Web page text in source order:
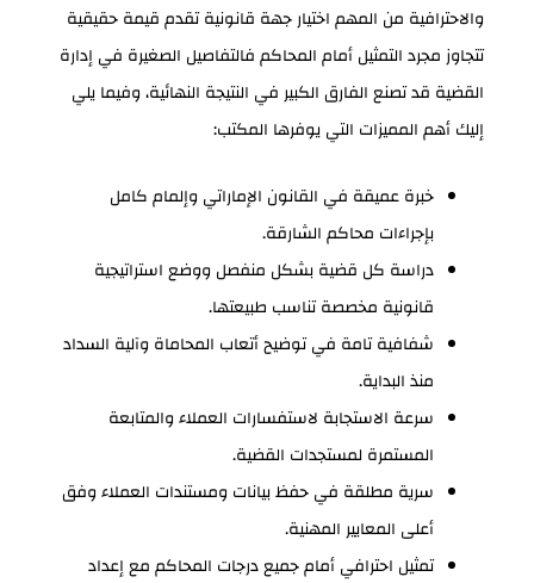
والاحترافية من المهم اختيار جهة قانونية تقدم قيمة حقيقية
تتجاوز مجرد التمثيل أمام المحاكم فالتفاصيل الصغيرة في إدارة
القضية قد تصنع الفارق الكبير في النتيجة النهائية، وفيما يلي
إليك أهم المميزات التي يوفرها المكتب:
خبرة عميقة في القانون الإماراتي وإلمام كامل
بإجراءات محاكم الشارقة.
دراسة كل قضية بشكل منفصل ووضع استراتيجية
قانونية مخصصة تناسب طبيعتها.
شفافية تامة في توضيح أتعاب المحاماة وآلية السداد
منذ البداية.
سرعة الاستجابة لاستفسارات العملاء والمتابعة
المستمرة لمستجدات القضية.
سرية مطلقة في حفظ بيانات ومستندات العملاء وفق
أعلى المعايير المهنية.
تمثيل احترافي أمام جميع درجات المحاكم مع إعداد